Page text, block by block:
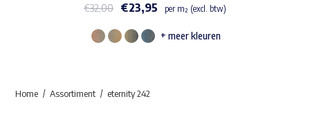
€32,00 €23,95 per m² (excl. btw)
Dit
+ meer kleuren
Home Assortiment eternity 242